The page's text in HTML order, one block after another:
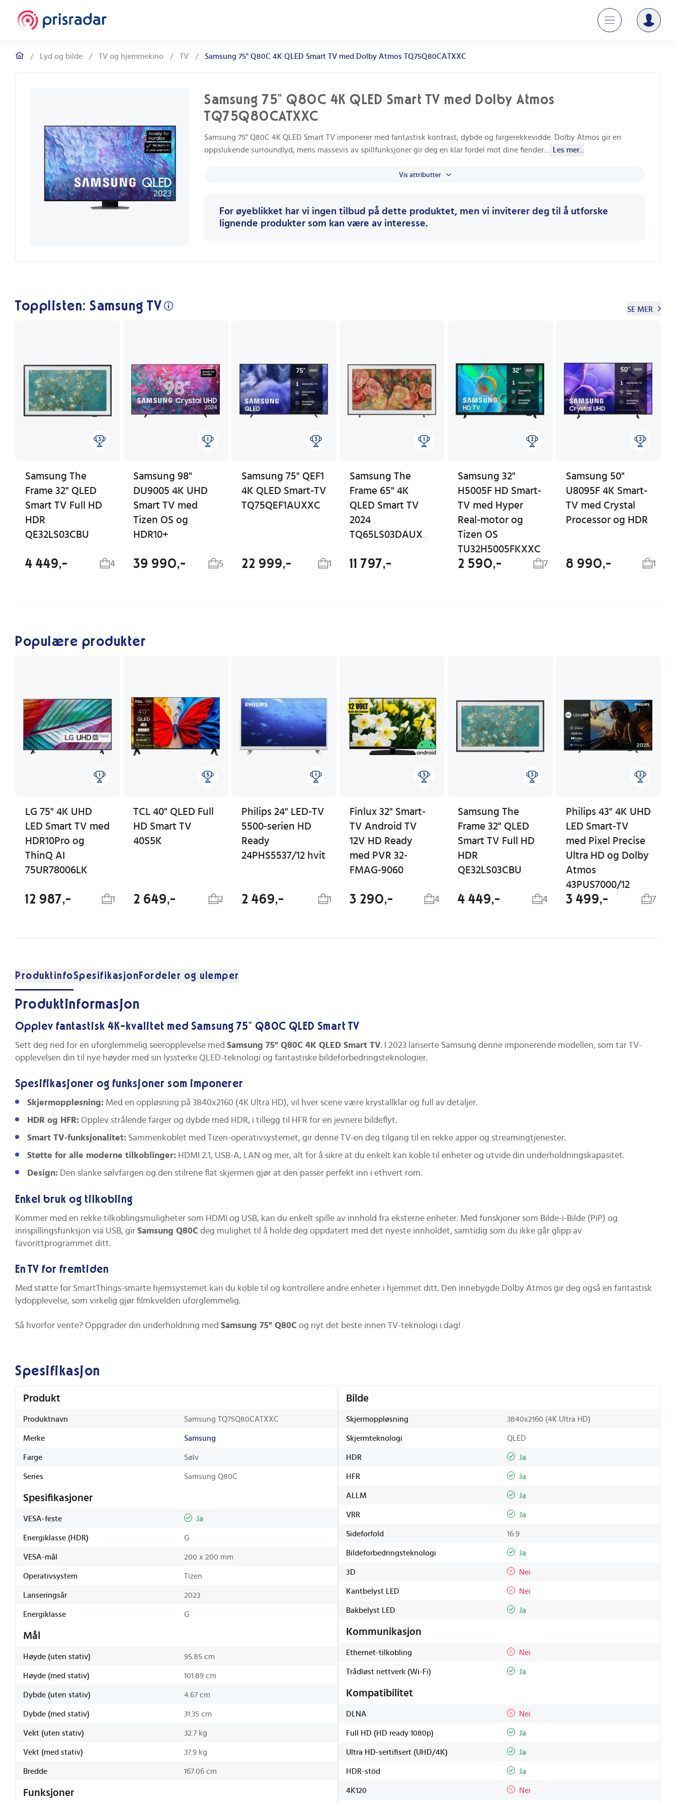
/ Lyd og bilde / TV og hjemmekino / TV / Samsung 75" Q80C 4K QLED Smart TV med Dolby Atmos TQ75Q80CATXXC
Samsung 75" Q80C 4K QLED Smart TV med Dolby Atmos
TQ75Q80CATXXC
Samsung 75" Q80C 4K QLED Smart TV imponerer med fantastisk kontrast, dybde og fargerekkevidde. Dolby Atmos gir en
oppslukende surroundlyd, mens massevis av spillfunksjoner gir deg en klar fordel mot dine fiender.
Les mer...
Vis attributter
For øyeblikket har vi ingen tilbud på dette produktet, men vi inviterer deg til å utforske
lignende produkter som kan være av interesse.
Topplisten: Samsung TV SE MER
Samsung The
Frame 32" QLED
Smart TV Full HD
HDR
QE32LS03CBU
4 449,- 4
Samsung 98"
DU9005 4K UHD
Smart TV med
Tizen OS og
HDR10+
39 990,- 5
Samsung 75" QEF1
4K QLED Smart-TV
TQ75QEF1AUXXC
22 999,- 1
Samsung The
Frame 65" 4K
QLED Smart TV
2024
11 797,-
Samsung 32"
H5005F HD Smart-
TV med Hyper
Real-motor og
Tizen OS
TU32H5005FKXXC
2 590,- 7
Samsung 50"
U8095F 4K Smart-
TV med Crystal
Processor og HDR
8 990,- 1
Populære produkter
LG 75" 4K UHD
LED Smart TV med
HDR10Pro og
ThinQ AI
75UR78006LK
12 987,- 1
TCL 40" QLED Full
HD Smart TV
40S5K
2 649,- 2
Philips 24" LED-TV
5500-serien HD
Ready
24PHS5537/12 hvit
2 469,- 1
Finlux 32" Smart-
TV Android TV
12V HD Ready
med PVR 32-
FMAG-9060
3 290,- 4
Samsung The
Frame 32" QLED
Smart TV Full HD
HDR
QE32LS03CBU
4 449,- 4
Philips 43" 4K UHD
LED Smart-TV
med Pixel Precise
Ultra HD og Dolby
Atmos
43PUS7000/12
3 499,- 7
ProduktinfoSpesifikasjon Fordeler og ulemper
Produktinformasjon
Opplev fantastisk 4K-kvalitet med Samsung 75" Q80C QLED Smart TV
Sett deg ned for en uforglemmelig seeropplevelse med Samsung 75" Q80C 4K QLED Smart TV. I 2023 lanserte Samsung denne imponerende modellen, som tar TV-
opplevelsen din til nye høyder med sin lyssterke QLED-teknologi og fantastiske bildeforbedringsteknologier.
Spesifikasjoner og funksjoner som imponerer
Skjermoppløsning: Med en oppløsning på 3840x2160 (4K Ultra HD), vil hver scene være krystallklar og full av detaljer.
HDR og HFR: Opplev strålende farger og dybde med HDR, i tillegg til HFR for en jevnere bildeflyt.
Smart TV-funksjonalitet: Sammenkoblet med Tizen-operativsystemet, gir denne TV-en deg tilgang til en rekke apper og streamingtjenester.
Støtte for alle moderne tilkoblinger: HDMI 2.1, USB-A, LAN og mer, alt for å sikre at du enkelt kan koble til enheter og utvide din underholdningskapasitet.
Design: Den slanke sølvfargen og den stilrene flat skjermen gjør at den passer perfekt inn i ethvert rom.
Enkel bruk og tilkobling
Kommer med en rekke tilkoblingsmuligheter som HDMI og USB, kan du enkelt spille av innhold fra eksterne enheter. Med funskjoner som Bilde-i-Bilde (PiP) og
innspillingsfunksjon via USB, gir Samsung Q80C deg mulighet til å holde deg oppdatert med det nyeste innholdet, samtidig som du ikke går glipp av
favorittprogrammet ditt.
En TV for fremtiden
Med støtte for SmartThings-smarte hjemsystemet kan du koble til og kontrollere andre enheter i hjemmet ditt. Den innebygde Dolby Atmos gir deg også en fantastisk
lydopplevelse, som virkelig gjør filmkvelden uforglemmelig.
Så hvorfor vente? Oppgrader din underholdning med Samsung 75" Q80C og nyt det beste innen TV-teknologi i dag!
Spesifikasjon
Produkt
Produktnavn Samsung TQ75Q80CATXXC
Merke Samsung
Farge Sølv
Series Samsung Q80C
Spesifikasjoner
VESA-feste Ja
Energiklasse (HDR) G
VESA-mål 200 x 200 mm
Operativsystem Tizen
Lanseringsår 2023
Energiklasse G
Mål
Høyde (uten stativ) 95.85 cm
Høyde (med stativ) 101.89 cm
Dybde (uten stativ) 4.67 cm
Dybde (med stativ) 31.35 cm
Vekt (uten stativ) 32.7 kg
Vekt (med stativ) 37.9 kg
Bredde 167.06 cm
Funksjoner
Bilde
Skjermoppløsning 3840x2160 (4K Ultra HD)
Skjermteknologi QLED
HDR Ja
HFR Ja
ALLM Ja
VRR Ja
Sideforfold 16:9
Bildeforbedringsteknologi Ja
3D Nei
Kantbelyst LED Nei
Bakbelyst LED Ja
Kommunikasjon
Ethernet-tilkobling Nei
Trådløst nettverk (Wi-Fi) Ja
Kompatibilitet
DLNA Nei
Full HD (HD ready 1080p) Ja
Ultra HD-sertifisert (UHD/4K) Ja
HDR-stöd Ja
4K120 Nei